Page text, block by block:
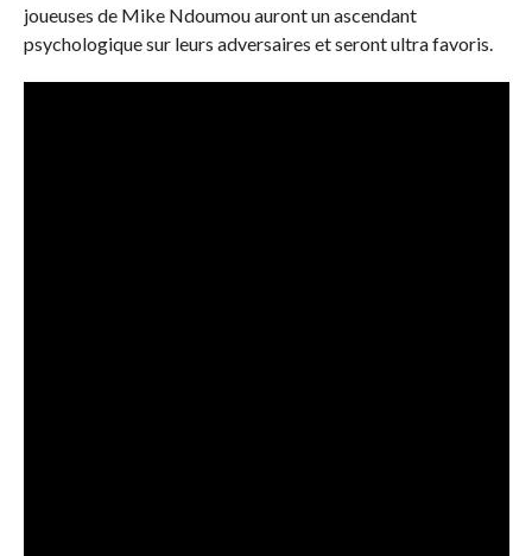
joueuses de Mike Ndoumou auront un ascendant
psychologique sur leurs adversaires et seront ultra favoris.